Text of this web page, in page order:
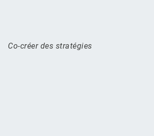
Co-créer des stratégies